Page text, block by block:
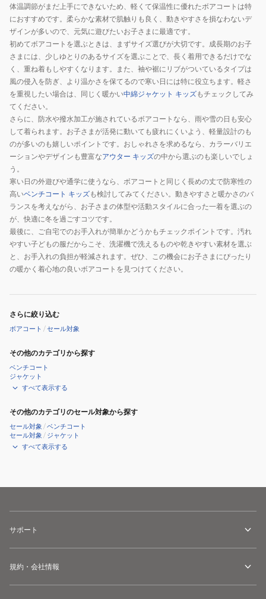
体温調節がまだ上手にできないため、軽くて保温性に優れたボアコートは特
におすすめです。柔らかな素材で肌触りも良く、動きやすさを損なわないデ
ザインが多いので、元気に遊びたいお子さまに最適です。
初めてボアコートを選ぶときは、まずサイズ選びが大切です。成長期のお子
さまには、少しゆとりのあるサイズを選ぶことで、長く着用できるだけでな
く、重ね着もしやすくなります。また、袖や裾にリブがついているタイプは
風の侵入を防ぎ、より温かさを保てるので寒い日には特に役立ちます。軽さ
を重視したい場合は、同じく暖かい中綿ジャケット キッズもチェックしてみ
てください。
さらに、防水や撥水加工が施されているボアコートなら、雨や雪の日も安心
して着られます。お子さまが活発に動いても疲れにくいよう、軽量設計のも
のが多いのも嬉しいポイントです。おしゃれさを求めるなら、カラーバリエ
ーションやデザインも豊富なアウター キッズの中から選ぶのも楽しいでしょ
う。
寒い日の外遊びや通学に使うなら、ボアコートと同じく長めの丈で防寒性の
高いベンチコート キッズも検討してみてください。動きやすさと暖かさのバ
ランスを考えながら、お子さまの体型や活動スタイルに合った一着を選ぶの
が、快適に冬を過ごすコツです。
最後に、ご自宅でのお手入れが簡単かどうかもチェックポイントです。汚れ
やすい子どもの服だからこそ、洗濯機で洗えるものや乾きやすい素材を選ぶ
と、お手入れの負担が軽減されます。ぜひ、この機会にお子さまにぴったり
の暖かく着心地の良いボアコートを見つけてください。
さらに絞り込む
ボアコート /セール対象
その他のカテゴリから探す
ベンチコート
ジャケット
すべて表示する
その他のカテゴリのセール対象から探す
セール対象 /ベンチコート
セール対象 / ジャケット
すべて表示する
サポート
規約・会社情報